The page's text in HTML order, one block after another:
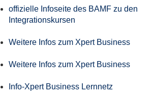
offizielle Infoseite des BAMF zu den
Integrationskursen
Weitere Infos zum Xpert Business
Weitere Infos zum Xpert Business
Info-Xpert Business Lernnetz